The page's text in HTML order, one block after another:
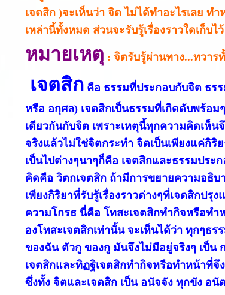
เจตสิก )จะเห็นว่า จิต ไม่ได้ทำอะไรเลย ท
เหล่านี้ทั้งหมด ส่วนจะรับรู้เรื่องราวใดเก็บไ
หมายเหตุ : จิตรับรู้ผ่านทาง...ทวาร
เจตสิก คือ ธรรมที่ประกอบกับจิต ธร
หรือ อกุศล) เจตสิกเป็นธรรมที่เกิดดับพร้อ
เดียวกันกับจิต เพราะเหตุนี้ทุกความคิดเห็น
จริงแล้วไม่ใช่จิตกระทำ จิตเป็นเพียงแค่กิริ
เป็นไปต่างๆนาๆก็คือ เจตสิกและธรรมประ
คิดคือ วิตกเจตสิก ถ้ามีการขยายความอธิบ
เพียงกิริยาที่รับรู้เรื่องราวต่างๆที่เจตสิกปรุ
ความโกรธ นี่คือ โทสะเจตสิกทำกิจหรือทำ
องโทสะเจตสิกเท่านั้น จะเห็นได้ว่า ทุกๆธ
ของฉัน ตัวกู ของกู มันจึงไม่มีอยู่จริงๆ เป็น
เจตสิกและทิฏฐิเจตสิกทำกิจหรือทำหน้าที่
ซึ่งทั้ง จิตและเจตสิก เป็น อนัจจัง ทุกขัง อ